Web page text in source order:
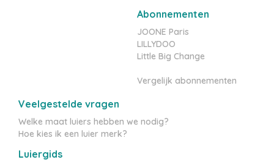
Abonnementen
JOONE Paris
LILLYDOO
Little Big Change
Vergelijk abonnementen
Veelgestelde vragen
Welke maat luiers hebben we nodig?
Hoe kies ik een luier merk?
Luiergids